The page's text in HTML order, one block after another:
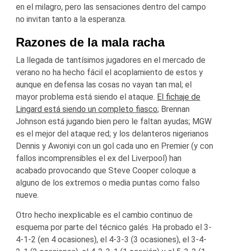
en el milagro, pero las sensaciones dentro del campo
no invitan tanto a la esperanza.
Razones de la mala racha
La llegada de tantísimos jugadores en el mercado de
verano no ha hecho fácil el acoplamiento de estos y
aunque en defensa las cosas no vayan tan mal; el
mayor problema está siendo el ataque. El fichaje de
Lingard está siendo un completo fiasco; Brennan
Johnson está jugando bien pero le faltan ayudas; MGW
es el mejor del ataque red; y los delanteros nigerianos
Dennis y Awoniyi con un gol cada uno en Premier (y con
fallos incomprensibles el ex del Liverpool) han
acabado provocando que Steve Cooper coloque a
alguno de los extremos o media puntas como falso
nueve.
Otro hecho inexplicable es el cambio continuo de
esquema por parte del técnico galés. Ha probado el 3-
4-1-2 (en 4 ocasiones), el 4-3-3 (3 ocasiones), el 3-4-